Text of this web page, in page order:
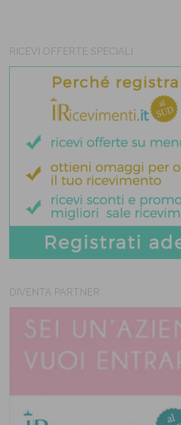
RICEVI OFFERTE SPECIALI
DIVENTA PARTNER